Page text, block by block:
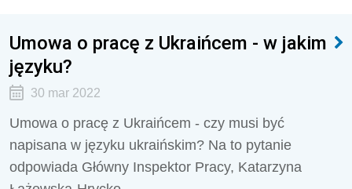
Umowa o pracę z Ukraińcem - w jakim
języku?
30 mar 2022
Umowa o pracę z Ukraińcem - czy musi być
napisana w języku ukraińskim? Na to pytanie
odpowiada Główny Inspektor Pracy, Katarzyna